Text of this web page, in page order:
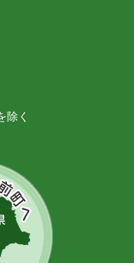
除く